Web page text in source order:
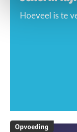
Hoeveel is te
Opvoeding